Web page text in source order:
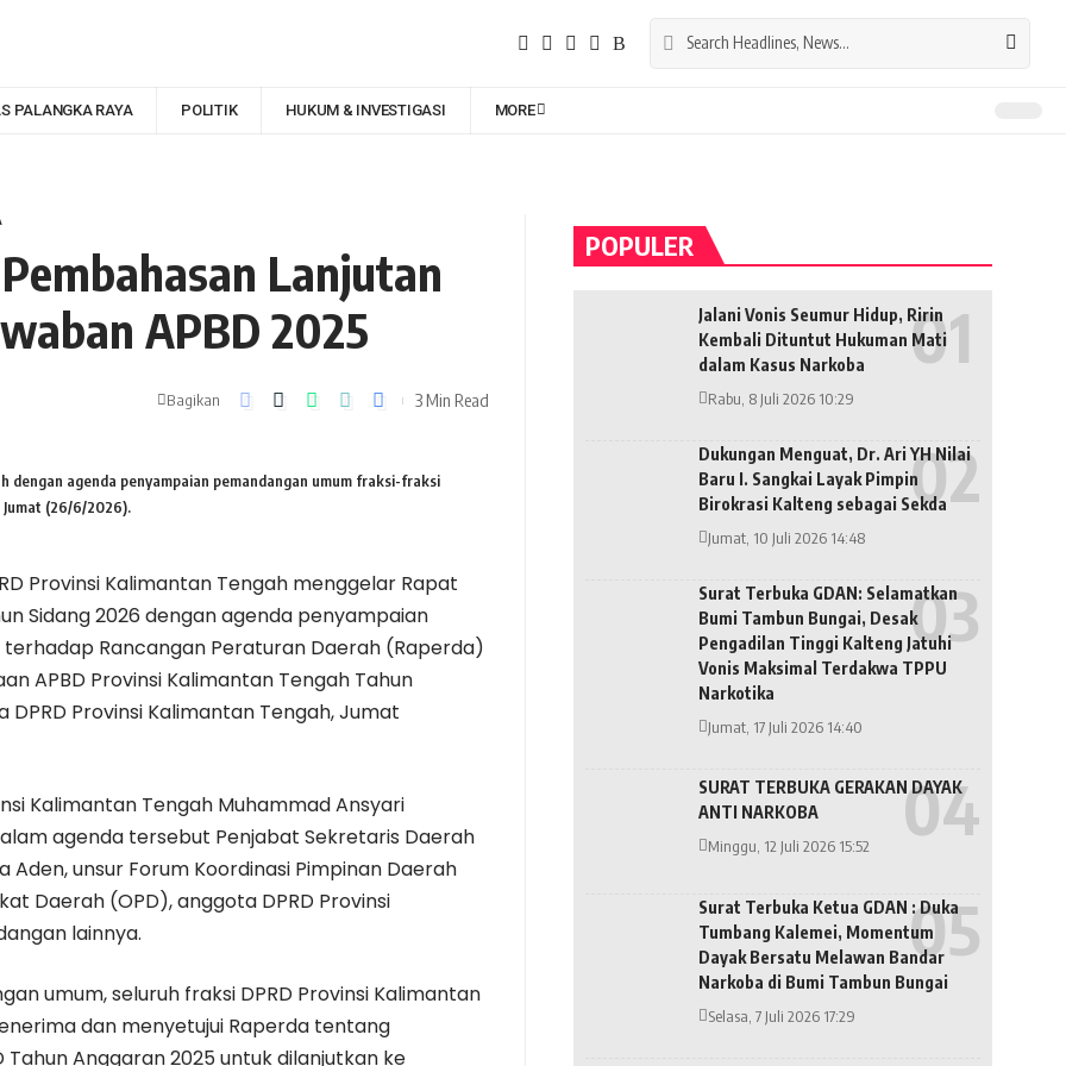
PALANGKA RAYA POLITIK HUKUM & INVESTIGASI MORE
Lanjutan
APBD 2025
Bagikan 3 Min Read
dengan agenda penyampaian pemandangan umum fraksi-fraksi
(26/6/2026).
Provinsi Kalimantan Tengah menggelar Rapat
Sidang 2026 dengan agenda penyampaian
Rancangan Peraturan Daerah (Raperda)
APBD Provinsi Kalimantan Tengah Tahun
Provinsi Kalimantan Tengah, Jumat
Kalimantan Tengah Muhammad Ansyari
agenda tersebut Penjabat Sekretaris Daerah
Aden, unsur Forum Koordinasi Pimpinan Daerah
Daerah (OPD), anggota DPRD Provinsi
lainnya.
umum, seluruh fraksi DPRD Provinsi Kalimantan
dan menyetujui Raperda tentang
Anggaran 2025 untuk dilanjutkan ke
POPULER
Jalani Vonis Seumur Hidup, Ririn
Kembali Dituntut Hukuman Mati
dalam Kasus Narkoba
Rabu, 8 Juli 2026 10:29
Dukungan Menguat, Dr. Ari YH Nilai
Baru I. Sangkai Layak Pimpin
Birokrasi Kalteng sebagai Sekda
Jumat, 10 Juli 2026 14:48
Surat Terbuka GDAN: Selamatkan
Bumi Tambun Bungai, Desak
Pengadilan Tinggi Kalteng Jatuhi
Vonis Maksimal Terdakwa TPPU
Narkotika
Jumat, 17 Juli 2026 14:40
SURAT TERBUKA GERAKAN DAYAK
ANTI NARKOBA
Minggu, 12 Juli 2026 15:52
Surat Terbuka Ketua GDAN : Duka
Tumbang Kalemei, Momentum
Dayak Bersatu Melawan Bandar
Narkoba di Bumi Tambun Bungai
Selasa, 7 Juli 2026 17:29